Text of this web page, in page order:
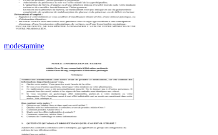
modestamine